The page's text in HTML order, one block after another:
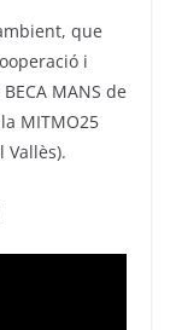
que
i
MANS de
MITMO25
Vallès).